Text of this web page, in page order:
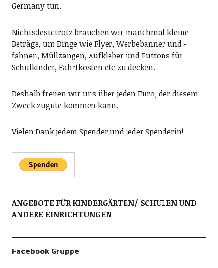
Germany tun.
Nichtsdestotrotz brauchen wir manchmal kleine
Beträge, um Dinge wie Flyer, Werbebanner und -
fahnen, Müllzangen, Aufkleber und Buttons für
Schulkinder, Fahrtkosten etc zu decken.
Deshalb freuen wir uns über jeden Euro, der diesem
Zweck zugute kommen kann.
Vielen Dank jedem Spender und jeder Spenderin!
ANGEBOTE FÜR KINDERGÄRTEN/ SCHULEN UND
ANDERE EINRICHTUNGEN
Facebook Gruppe